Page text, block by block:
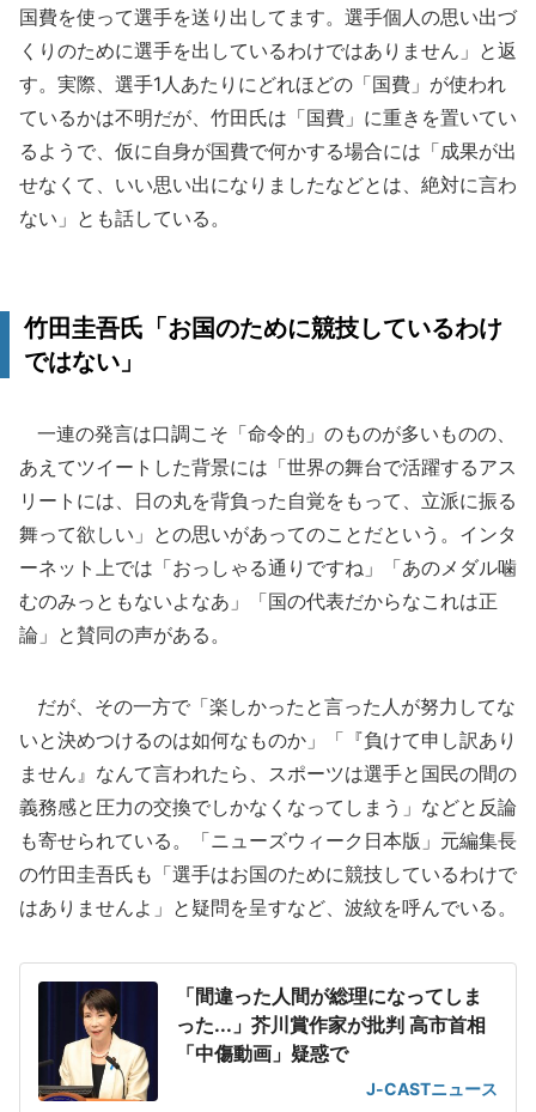
国費を使って選手を送り出してます。選手個人の思い出づ
くりのために選手を出しているわけではありません」と返
す。実際、選手1人あたりにどれほどの「国費」が使われ
ているかは不明だが、竹田氏は「国費」に重きを置いてい
るようで、仮に自身が国費で何かする場合には「成果が出
せなくて、いい思い出になりましたなどとは、絶対に言わ
ない」とも話している。
竹田圭吾氏「お国のために競技しているわけ
ではない」
一連の発言は口調こそ「命令的」のものが多いものの、
あえてツイートした背景には「世界の舞台で活躍するアス
リートには、日の丸を背負った自覚をもって、立派に振る
舞って欲しい」との思いがあってのことだという。インタ
ーネット上では「おっしゃる通りですね」「あのメダル噛
むのみっともないよなあ」「国の代表だからなこれは正
論」と賛同の声がある。
だが、その一方で「楽しかったと言った人が努力してな
いと決めつけるのは如何なものか」「『負けて申し訳あり
ません』なんて言われたら、スポーツは選手と国民の間の
義務感と圧力の交換でしかなくなってしまう」などと反論
も寄せられている。「ニューズウィーク日本版」元編集長
の竹田圭吾氏も「選手はお国のために競技しているわけで
はありませんよ」と疑問を呈すなど、波紋を呼んでいる。
「間違った人間が総理になってしま
った...」芥川賞作家が批判 高市首相
「中傷動画」疑惑で
J-CASTニュース